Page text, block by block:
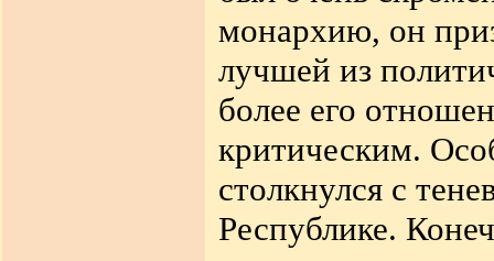
монархию, он
лучшей из
более его
критическим.
столкнулся с
Республике.